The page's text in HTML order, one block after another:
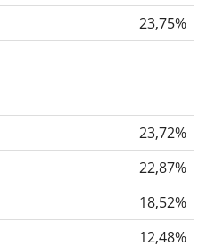
23,75%
23,72%
22,87%
18,52%
12,48%